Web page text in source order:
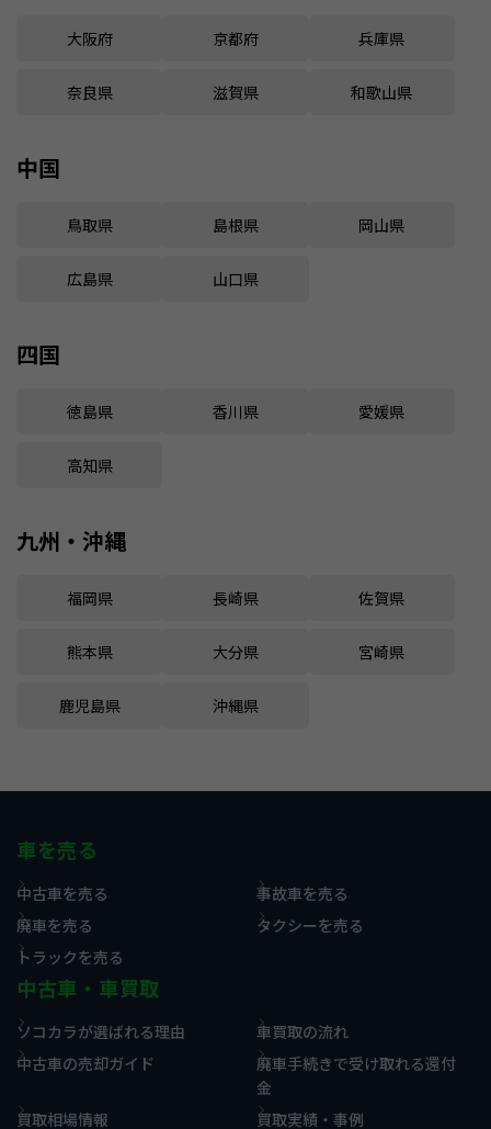
大阪府 京都府 兵庫県
奈良県 滋賀県 和歌山県
中国
鳥取県 島根県 岡山県
広島県 山口県
四国
徳島県 香川県 愛媛県
高知県
九州・沖縄
福岡県 長崎県 佐賀県
熊本県 大分県 宮崎県
鹿児島県 沖縄県
車を売る
中古車を売る
事故車を売る
廃車を売る
タクシーを売る
トラックを売る
中古車・車買取
ソコカラが選ばれる理由
車買取の流れ
中古車の売却ガイド
廃車手続きで受け取れる還付
金
買取相場情報
買取実績・事例